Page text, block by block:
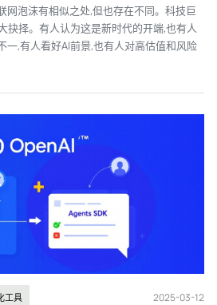
网泡沫有相似之处,但也存在不同。科技巨
抉择。有人认为这是新时代的开端,也有人
一,有人看好AI前景,也有人对高估值和风险
工具 2025-03-12